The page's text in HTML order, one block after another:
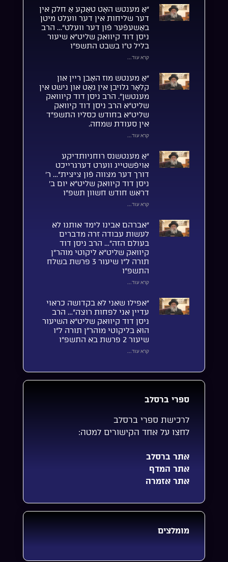
“אַ מענטש האָט טאַקע אַ חלק אין
דער שליחות אין דער וועלט מיטן
באַשעפֿער פֿון דער וועלט”… הרב
ניסן דוד קיוואק שליט”א שיעור
בליל ט”ו בשבט התשפ”ו
קרא עוד...
“אַ מענטש מוז האָבן ריין און
קלאָר גלויבן אין גאָט און נישט אין
מענטשן”. הרב ניסן דוד קיווואק
שליט”א הרב ניסן דוד קיוואק
שליט”א בחודש כסליו התשפ”ד
אין סעודת שמחה.
קרא עוד...
“אַ מענטשנס רוחניותדיקע
אויפֿשטייג ווערט דערגרייכט
דורך דער מצווה פֿון ציצית”… ר’
ניסן דוד קיוואק שליט”א יום ב’
דראש חודש חשוון תשפ”ו
קרא עוד...
“אברהם אבינו לימד אותנו לא
לעשות עבודה זרה מדברים
בעולם הזה”… הרב ניסן דוד
קיוואק שליט”א ליקוטי מוהר”ן
תורה ל”ו שיעור 3 פרשת בשלח
התשפ”ו
קרא עוד...
“אפילו שאני לא בקדושה כראוי
עדיין אני לפחות רוצה”… הרב
ניסן דוד קיוואק שליט”א השיעור
הוא בליקוטי מוהר”ן תורה ל”ו
שיעור 2 פרשת בא התשפ”ו
קרא עוד...
ספרי ברסלב
לרכישת ספרי ברסלב
לחצו על אחד הקישורים למטה:
אתר ברסלב
אתר המדף
אתר אזמרה
מומלצים